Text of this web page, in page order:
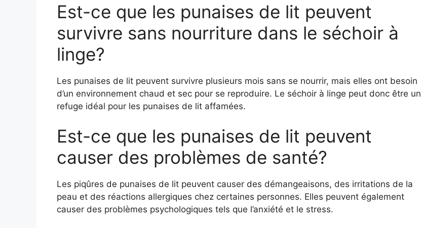
Est-ce que les punaises de lit peuvent
survivre sans nourriture dans le séchoir à
linge?
Les punaises de lit peuvent survivre plusieurs mois sans se nourrir, mais elles ont besoin
d’un environnement chaud et sec pour se reproduire. Le séchoir à linge peut donc être un
refuge idéal pour les punaises de lit affamées.
Est-ce que les punaises de lit peuvent
causer des problèmes de santé?
Les piqûres de punaises de lit peuvent causer des démangeaisons, des irritations de la
peau et des réactions allergiques chez certaines personnes. Elles peuvent également
causer des problèmes psychologiques tels que l’anxiété et le stress.